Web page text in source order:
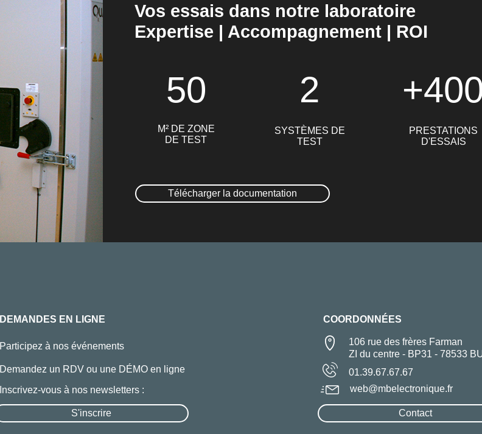
Vos essais dans notre laboratoire
Expertise | Accompagnement | ROI
M² DE ZONE
DE TEST
SYSTÈMES DE
TEST
PRESTATIONS
D'ESSAIS
Télécharger la documentation
50 2
DEMANDES EN LIGNE COORDONNÉES
Participez à nos événements
106 rue des frères Farman
ZI du centre - BP31 - 78533
Demandez un RDV ou une DÉMO en ligne
01.39.67.67.67
Inscrivez-vous à nos newsletters :
Contact
web@mbelectronique.fr
S'inscrire